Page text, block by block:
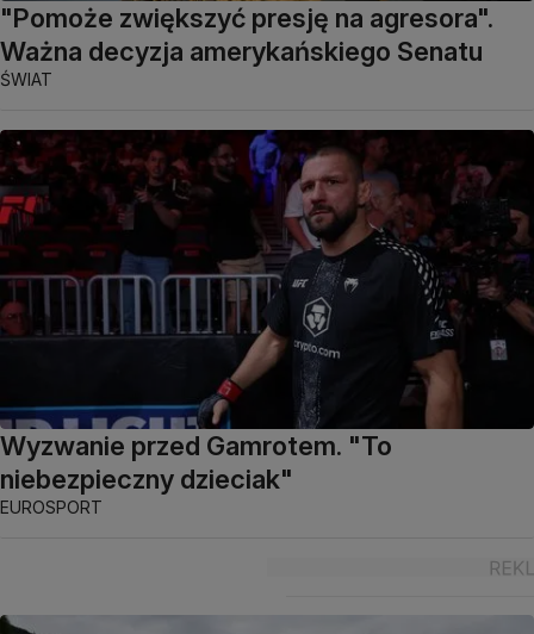
"Pomoże zwiększyć presję na agresora".
Ważna decyzja amerykańskiego Senatu
ŚWIAT
Wyzwanie przed Gamrotem. "To
niebezpieczny dzieciak"
EUROSPORT